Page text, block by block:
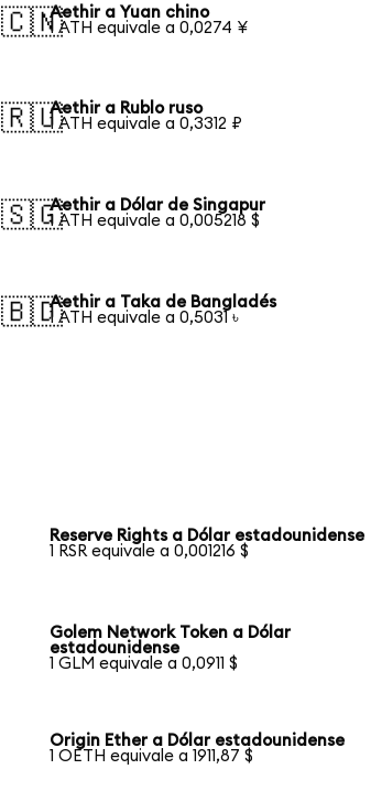
🇨🇳Aethir a Yuan chino
1 ATH equivale a 0,0274 ¥
🇷🇺Aethir a Rublo ruso
1 ATH equivale a 0,3312 ₽
🇸🇬Aethir a Dólar de Singapur
1 ATH equivale a 0,005218 $
🇧🇩Aethir a Taka de Bangladés
1 ATH equivale a 0,5031 ৳
Reserve Rights a Dólar estadounidense
1 RSR equivale a 0,001216 $
Golem Network Token a Dólar
estadounidense
1 GLM equivale a 0,0911 $
Origin Ether a Dólar estadounidense
1 OETH equivale a 1911,87 $